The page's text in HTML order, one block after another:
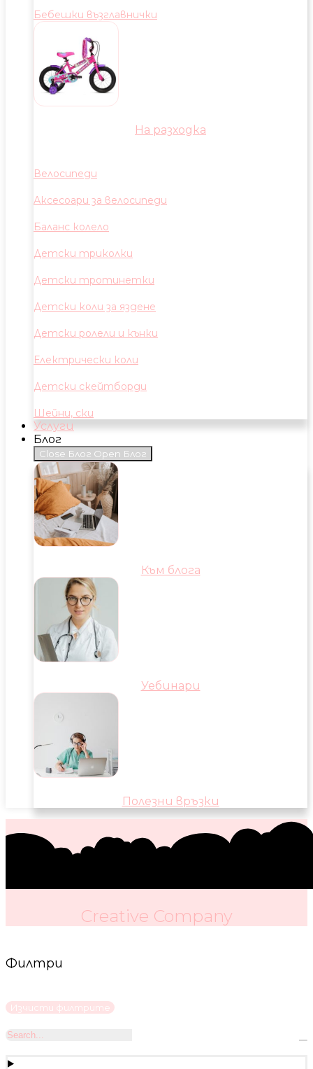
Бебешки възглавнички
На разходка
Велосипеди
Аксесоари за велосипеди
Баланс колело
Детски триколки
Детски тротинетки
Детски коли за яздене
Детски ролели и кънки
Електрически коли
Детски скейтборди
Шейни, ски
Услуги
Блог
Close Блог Open Блог
Към блога
Уебинари
Полезни връзки
Creative Company
Филтри
Изчисти филтрите